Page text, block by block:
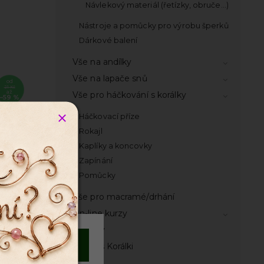
Souhlasím
Návlekový materiál (řetízky, obruče...)
Nástroje a pomůcky pro výrobu šperků
Dárkové balení
Vše na andílky
Vše na lapače snů
Vše pro háčkování s korálky
Háčkovací příze
Rokajl
Kaplíky a koncovky
Zapínání
Pomůcky
Vše pro macramé/drhání
On-line kurzy
Návody
Časopis Korálki
od
21 Kč
až
–59 %